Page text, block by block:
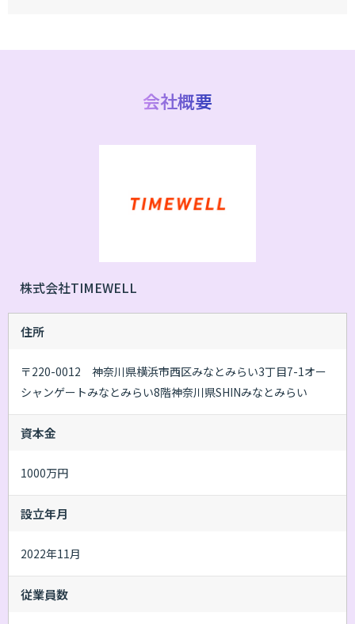
会社概要
株式会社TIMEWELL
住所
〒220-0012 神奈川県横浜市西区みなとみらい3丁目7-1オー
シャンゲートみなとみらい8階神奈川県SHINみなとみらい
資本金
1000万円
設立年月
2022年11月
従業員数